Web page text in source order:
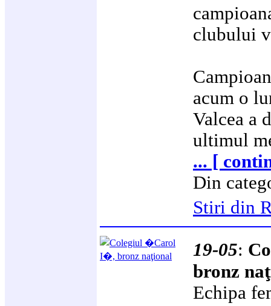
clubului
acum o
Valcea a
ultimul
... [
Din
Stiri din
19-05:
bronz
Echipa